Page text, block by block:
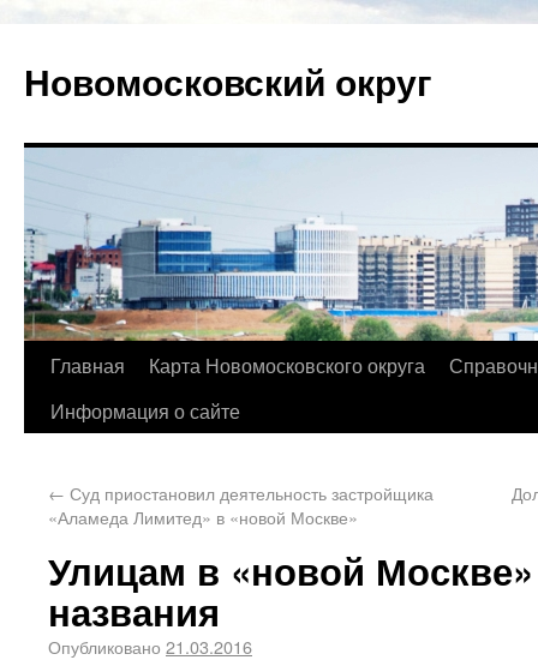
Новомосковский округ
Главная Карта Новомосковского округа
Информация о сайте
← Суд приостановил деятельность застройщика
«Аламеда Лимитед» в «новой Москве»
Улицам в «новой
названия
Опубликовано 21.03.2016